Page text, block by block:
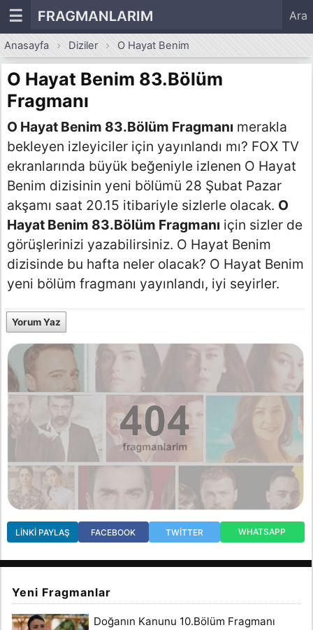
☰ FRAGMANLARIM Ara
Anasayfa Diziler O Hayat Benim
O Hayat Benim 83.Bölüm
Fragmanı
O Hayat Benim 83.Bölüm Fragmanı merakla
bekleyen izleyiciler için yayınlandı mı? FOX TV
ekranlarında büyük beğeniyle izlenen O Hayat
Benim dizisinin yeni bölümü 28 Şubat Pazar
akşamı saat 20.15 itibariyle sizlerle olacak. O
Hayat Benim 83.Bölüm Fragmanı için sizler de
görüşlerinizi yazabilirsiniz. O Hayat Benim
dizisinde bu hafta neler olacak? O Hayat Benim
yeni bölüm fragmanı yayınlandı, iyi seyirler.
Yorum Yaz
LINKI PAYLAŞ FACEBOOK TWITTER WHATSAPP
Yeni Fragmanlar
Doğanın Kanunu 10.Bölüm Fragmanı